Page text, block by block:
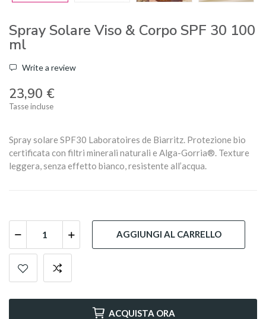
Spray Solare Viso & Corpo SPF 30 100
ml
Write a review
23,90 €
Tasse incluse
Spray solare SPF30 Laboratoires de Biarritz. Protezione bio
certificata con filtri minerali naturali e Alga-Gorria®. Texture
leggera, senza effetto bianco, resistente all’acqua.
AGGIUNGI AL CARRELLO
ACQUISTA ORA